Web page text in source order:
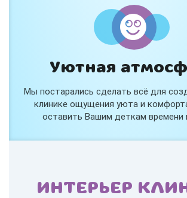
Уютная
Мы постарались сделать всё для
клинике ощущения уюта и
оставить Вашим деткам времени
ИНТЕРЬЕР